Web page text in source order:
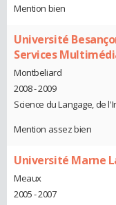
Mention bien
Université
Services
Montbeliard
2008 - 2009
Science du Langage, de
Mention assez bien
Université Marne
Meaux
2005 - 2007